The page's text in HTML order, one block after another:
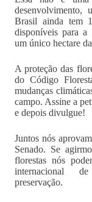
desenvolvimento,
Brasil ainda tem
disponíveis para a
um único hectare
A proteção das
do Código
mudanças
campo. Assine a
e depois divulgue!
Juntos nós
Senado. Se
florestas nós
internacional
preservação.